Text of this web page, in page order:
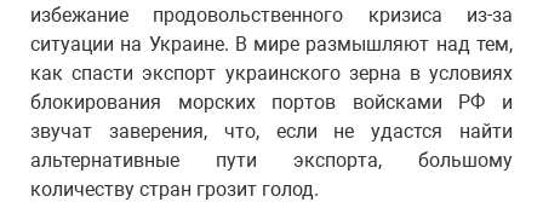
избежание продовольственного кризиса из-за
ситуации на Украине. В мире размышляют над тем,
как спасти экспорт украинского зерна в условиях
блокирования морских портов войсками РФ и
звучат заверения, что, если не удастся найти
альтернативные пути экспорта, большому
количеству стран грозит голод.